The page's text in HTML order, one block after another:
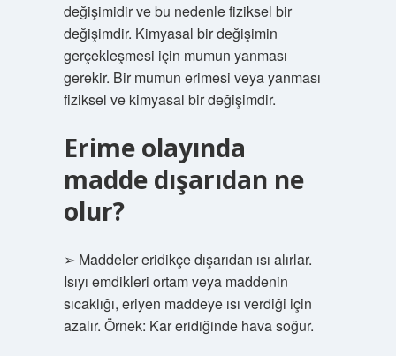
değişimidir ve bu nedenle fiziksel bir
değişimdir. Kimyasal bir değişimin
gerçekleşmesi için mumun yanması
gerekir. Bir mumun erimesi veya yanması
fiziksel ve kimyasal bir değişimdir.
Erime olayında
madde dışarıdan ne
olur?
➢ Maddeler eridikçe dışarıdan ısı alırlar.
Isıyı emdikleri ortam veya maddenin
sıcaklığı, eriyen maddeye ısı verdiği için
azalır. Örnek: Kar eridiğinde hava soğur.